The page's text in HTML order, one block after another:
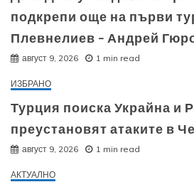
подкрепи още на първи
Плевнелиев – Андрей
август 9, 2026 1 min read
ИЗБРАНО
Турция поиска Украйна и
преустановят атаките в
август 9, 2026 1 min read
АКТУАЛНО